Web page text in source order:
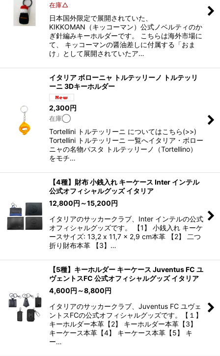
在庫△
日本国外限定で展開されていた、
KIKKOMAN（キッコーマン）公式ノベルティのか
ぎ針編みキーホルダーです。 こちらは海外市場に
て、 キッコーマンの醤油差しに付属する「おま
け」として展開されていたア…
イタリア ボローニャ トルテッリーノ トルテッリ
ーニ 3Dキーホルダー
2,300円
在庫◯
Tortellini トルテッリーニ についてはこちら(>>)
Tortellini トルテッリーニ 一覧へイタリア・ボロー
ニャの名物パスタ トルテッリーノ（Tortellino）
をモチ…
【4種】財布 小銭入れ キーケース Inter インテル
公式オフィシャルグッズ イタリア
12,800円 ～15,200円
イタリアのサッカークラブ、Inter インテルの公式
オフィシャルグッズです。 【1】 小銭入れ キーケ
ースサイズ: 13,2 x 11,7 x 2,9 cm本革 【2】 二つ
折り財布本革 【3】…
【5種】キーホルダー キーケース Juventus FC ユ
ヴェントスFC 公式オフィシャルグッズ イタリア
4,600円 ～8,800円
イタリアのサッカークラブ、Juventus FC ユヴェ
ントスFCの公式オフィシャルグッズです。【１】
キーホルダー本革【2】 キーホルダー本革【3】
キーケース本革【4】 キーケース本革【5】 キ
ー…